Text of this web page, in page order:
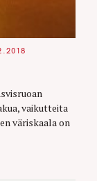
vaikutteita
väriskaala on